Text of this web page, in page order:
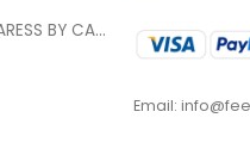
SHUNGA - MINI CARESS BY CANDELIGHT CANDELA DA MASSAGGIO T VERDE 170 ML
Email: